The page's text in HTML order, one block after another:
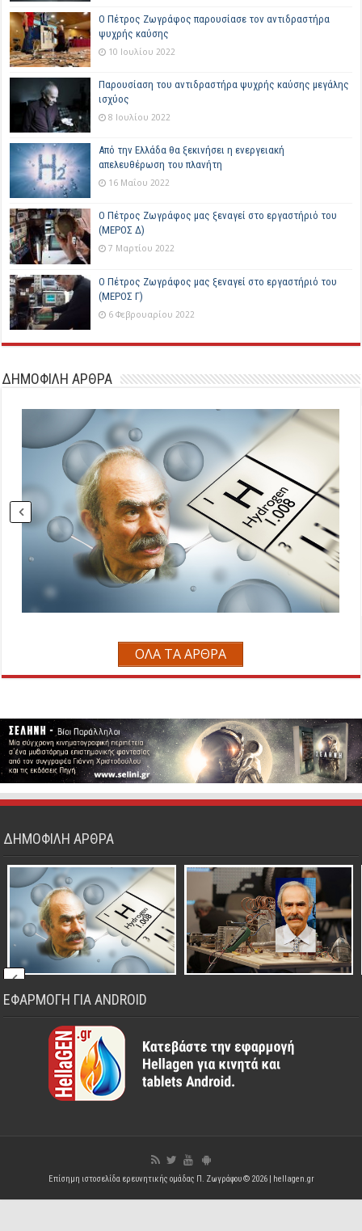
Ο Πέτρος Ζωγράφος παρουσίασε τον αντιδραστήρα
ψυχρής καύσης
10 Ιουλίου 2022
Παρουσίαση του αντιδραστήρα ψυχρής καύσης μεγάλης
ισχύος
8 Ιουλίου 2022
Από την Ελλάδα θα ξεκινήσει η ενεργειακή
απελευθέρωση του πλανήτη
16 Μαΐου 2022
Ο Πέτρος Ζωγράφος μας ξεναγεί στο εργαστήριό του
(ΜΕΡΟΣ Δ)
7 Μαρτίου 2022
Ο Πέτρος Ζωγράφος μας ξεναγεί στο εργαστήριό του
(ΜΕΡΟΣ Γ)
6 Φεβρουαρίου 2022
ΔΗΜΟΦΙΛΗ ΑΡΘΡΑ
ΟΛΑ ΤΑ ΑΡΘΡΑ
ΔΗΜΟΦΙΛΗ ΑΡΘΡΑ
ΕΦΑΡΜΟΓΗ ΓΙΑ ANDROID
Επίσημη ιστοσελίδα ερευνητικής ομάδας Π. Ζωγράφου © 2026 | hellagen.gr